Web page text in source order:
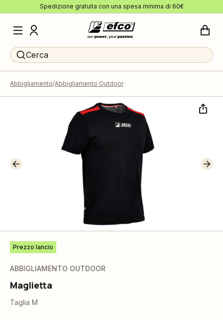
Spedizione gratuita con una spesa minima di 60€
Cerca
Abbigliamento Abbigliamento Outdoor
Prezzo lancio
ABBIGLIAMENTO OUTDOOR
Maglietta
Taglia M